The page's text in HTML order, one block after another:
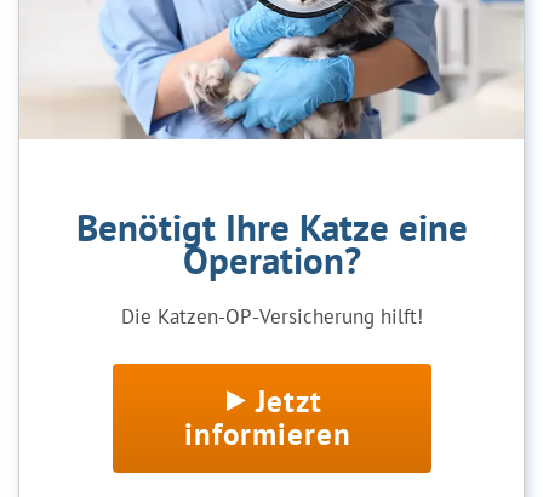
Benötigt Ihre Katze eine
Operation?
Die Katzen-OP-Versicherung hilft!
Jetzt
informieren